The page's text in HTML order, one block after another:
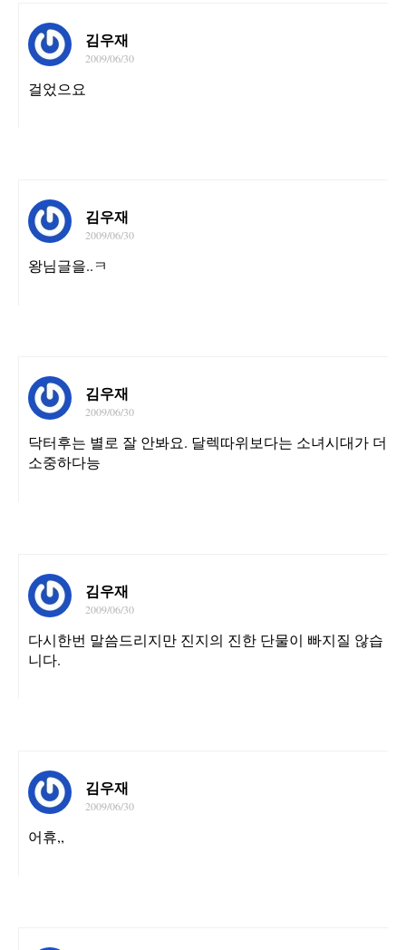
김우재
2009/06/30
걸었으요
김우재
2009/06/30
왕님글을..ㅋ
김우재
2009/06/30
닥터후는 별로 잘 안봐요. 달렉따위보다는 소녀시대가 더
소중하다능
김우재
2009/06/30
다시한번 말씀드리지만 진지의 진한 단물이 빠지질 않습
니다.
김우재
2009/06/30
어휴,,